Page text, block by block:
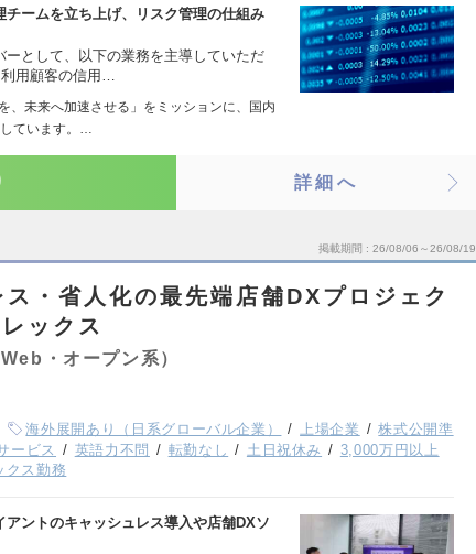
ームを立ち上げ、リスク管理の仕組み
として、以下の業務を主導していただ
用顧客の信用…
、未来へ加速させる」をミッションに、国内
ています。…
詳細へ
掲載期間 26/08/06～26/08/19
ス・省人化の最先端店舗DXプロジェク
ックス
・オープン系）
海外展開あり（日系グローバル企業） 上場企業
株式公開準
ービス 英語力不問 転勤なし 土日祝休み
3,000万円以上
クス勤務
ントのキャッシュレス導入や店舗DXソ